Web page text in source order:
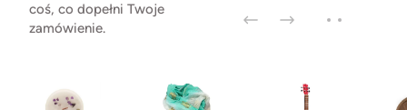
coś, co dopełni Twoje
zamówienie.